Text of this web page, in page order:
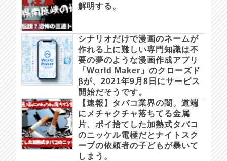
解明する。
シナリオだけで漫画のネームが
作れる上に難しい専門知識は不
要の夢のような漫画作成アプリ
「World Maker」のクローズド
βが、2021年9月8日にサービス
開始だそうです。
【速報】タバコ業界の闇。道端
にメチャクチャ落ちてる金属
片、ポイ捨てした加熱式タバコ
のニッケル電極だとナイトスク
ープの依頼者の子どもが暴いて
しまう。